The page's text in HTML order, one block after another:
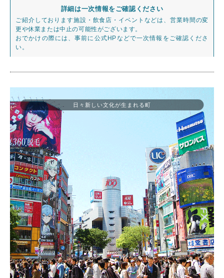
詳細は一次情報をご確認ください
ご紹介しております施設・飲食店・イベントなどは、営業時間の変
更や休業または中止の可能性がございます。
おでかけの際には、事前に公式HPなどで一次情報をご確認くださ
い。
日々新しい文化が生まれる町